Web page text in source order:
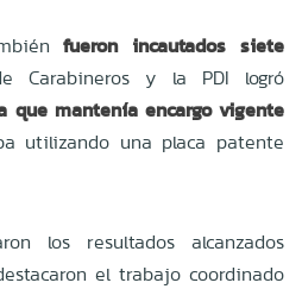
fueron incautados siete
Carabineros y la PDI logró
que mantenía encargo vigente
utilizando una placa patente
los resultados alcanzados
el trabajo coordinado